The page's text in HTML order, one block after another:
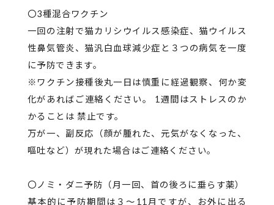
〇3種混合ワクチン
一回の注射で猫カリシウイルス感染症、猫ウイルス
性鼻気管炎、猫汎白血球減少症と３つの病気を一度
に予防できます。
※ワクチン接種後丸一日は慎重に経過観察、何か変
化があればご連絡ください。 1週間はストレスのか
かることは 禁止です。
万が一、副反応（顔が腫れた、元気がなくなった、
嘔吐など）が現れた場合はご連絡ください。
〇ノミ・ダニ予防（月一回、首の後ろに垂らす薬）
基本的に予防期間は３～11月ですが、お外に出る